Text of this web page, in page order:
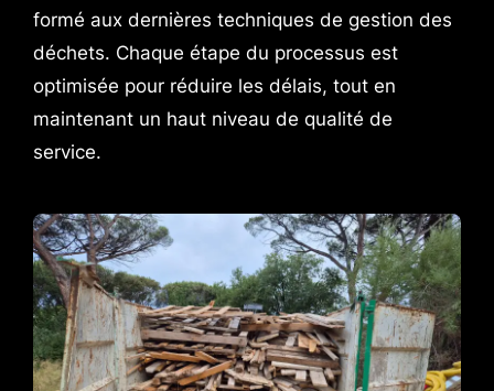
formé aux dernières techniques de gestion des
déchets. Chaque étape du processus est
optimisée pour réduire les délais, tout en
maintenant un haut niveau de qualité de
service.